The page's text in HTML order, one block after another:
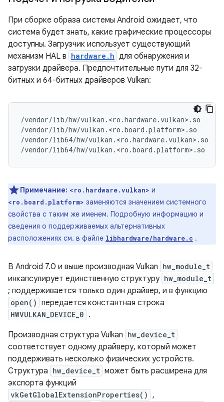
При сборке образа системы Android ожидает, что
система будет знать, какие графические процессоры
доступны. Загрузчик использует существующий
механизм HAL в hardware.h для обнаружения и
загрузки драйвера. Предпочтительные пути для 32-
битных и 64-битных драйверов Vulkan:
/vendor/lib/hw/vulkan.<ro.hardware.vulkan>.so
/vendor/lib/hw/vulkan.<ro.board.platform>.so
/vendor/lib64/hw/vulkan.<ro.hardware.vulkan>.so
Примечание: <ro.hardware.vulkan> и
<ro.board.platform> заменяются значением системного
свойства с таким же именем. Подробную информацию и
сведения о поддерживаемых альтернативных
расположениях см. в файле libhardware/hardware.c .
В Android 7.0 и выше производная Vulkan hw_module_t
инкапсулирует единственную структуру hw_module_t
; поддерживается только один драйвер, и в функцию
open() передается константная строка
HWVULKAN_DEVICE_0 .
Производная структура Vulkan hw_device_t
соответствует одному драйверу, который может
поддерживать несколько физических устройств.
Структура hw_device_t может быть расширена для
экспорта функций
vkGetGlobalExtensionProperties() ,